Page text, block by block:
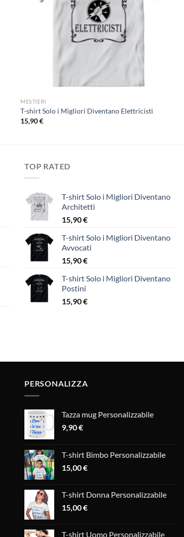
MESTIERI
T-shirt Solo i Migliori Diventano Elettricisti
15,90€
TOP RATED
T-shirt Solo i Migliori Diventano
Architetti
15,90€
T-shirt Solo i Migliori Diventano
Avvocati
15,90€
T-shirt Solo i Migliori Diventano
Postini
15,90€
PERSONALIZZA
Tazza mug Personalizzabile
9,90€
T-shirt Bimbo Personalizzabile
15,00€
T-shirt Donna Personalizzabile
15,00€
T-shirt Uomo Personalizzabile